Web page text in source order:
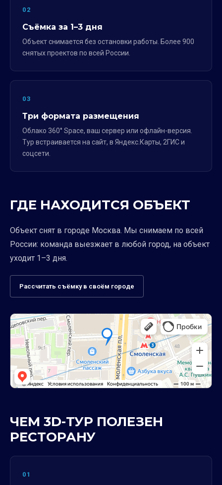
02
Съёмка за 1–3 дня
Объект снимается без остановки работы. Более 900
снятых проектов по всей России.
03
Три формата размещения
Облако 360° Space, ваш сервер или офлайн-версия.
Тур встраивается на сайт, в Яндекс.Карты, 2ГИС и
соцсети.
ГДЕ НАХОДИТСЯ ОБЪЕКТ
Объект снят в городе Москва. Мы снимаем по всей
России: команда выезжает в любой город, на объект
уходит 1–3 дня.
Рассчитать съёмку в своём городе
ЧЕМ 3D-ТУР ПОЛЕЗЕН
РЕСТОРАНУ
01